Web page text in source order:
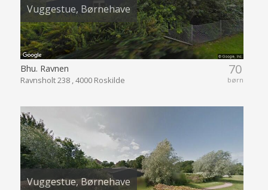
Vuggestue, Børnehave
70
børn
Bhu. Ravnen
Ravnsholt 238 , 4000 Roskilde
Vuggestue, Børnehave